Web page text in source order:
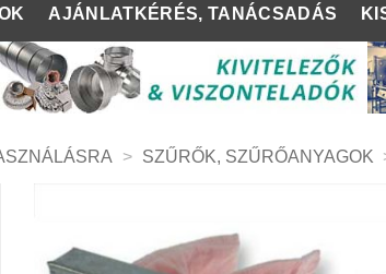
AJÁNLATKÉRÉS, TANÁCSADÁS
> SZŰRŐK, SZŰRŐANYAGOK